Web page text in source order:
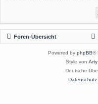
Foren-Übersicht
Powered by phpBB®
Style von Arty
Deutsche
Datenschutz